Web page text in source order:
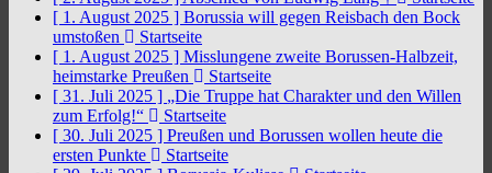
[ 1. August 2025 ] Borussia will gegen Reisbach den Bock
umstoßen
Startseite
[ 1. August 2025 ] Misslungene zweite Borussen-Halbzeit,
heimstarke Preußen
Startseite
[ 31. Juli 2025 ] „Die Truppe hat Charakter und den Willen
zum Erfolg!“
Startseite
[ 30. Juli 2025 ] Preußen und Borussen wollen heute die
ersten Punkte
Startseite